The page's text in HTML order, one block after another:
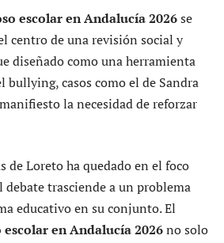
escolar en Andalucía 2026se
centro de una revisión social y
diseñado como una herramienta
bullying, casos como el de Sandra
la necesidad de reforzar
de Loreto ha quedado en el foco
trasciende a un problema
educativo en su conjunto. El
en Andalucía 2026no solo